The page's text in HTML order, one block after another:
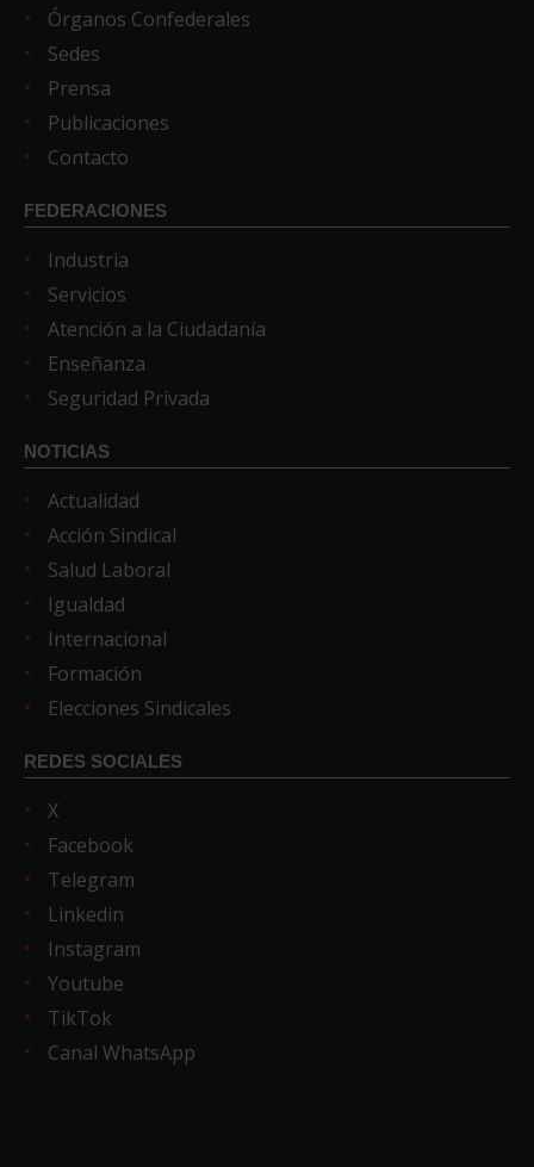
Órganos Confederales
Sedes
Prensa
Publicaciones
Contacto
FEDERACIONES
Industria
Servicios
Atención a la Ciudadanía
Enseñanza
Seguridad Privada
NOTICIAS
Actualidad
Acción Sindical
Salud Laboral
Igualdad
Internacional
Formación
Elecciones Sindicales
REDES SOCIALES
X
Facebook
Telegram
Linkedin
Instagram
Youtube
TikTok
Canal WhatsApp